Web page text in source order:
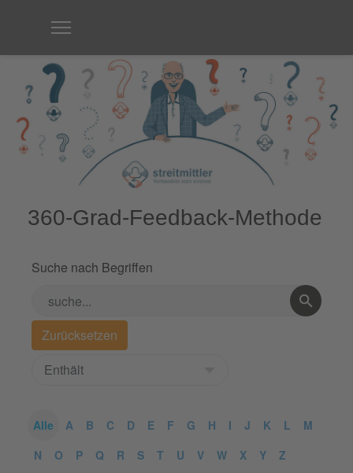
360-Grad-Feedback-Methode
Suche nach Begriffen
Alle A B C D E F G H I J K L
M
N
O P Q R S T U V W X Y Z